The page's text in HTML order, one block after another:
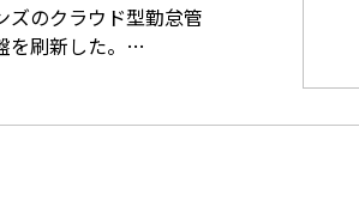
のクラウド型勤怠管
を刷新した。…